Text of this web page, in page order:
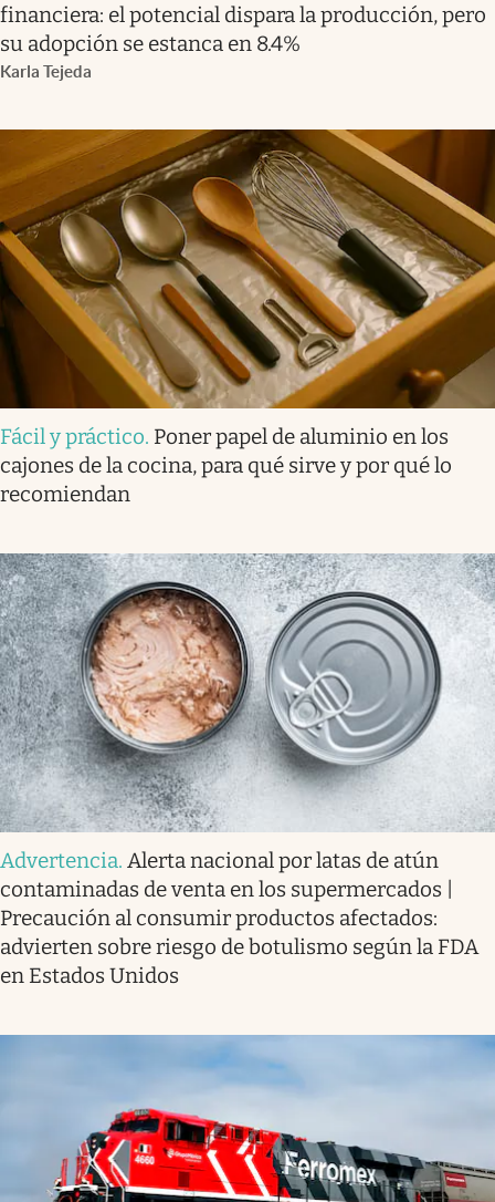
financiera: el potencial dispara la producción, pero
su adopción se estanca en 8.4%
Karla Tejeda
Fácil y práctico. Poner papel de aluminio en los
cajones de la cocina, para qué sirve y por qué lo
recomiendan
Advertencia. Alerta nacional por latas de atún
contaminadas de venta en los supermercados |
Precaución al consumir productos afectados:
advierten sobre riesgo de botulismo según la FDA
en Estados Unidos